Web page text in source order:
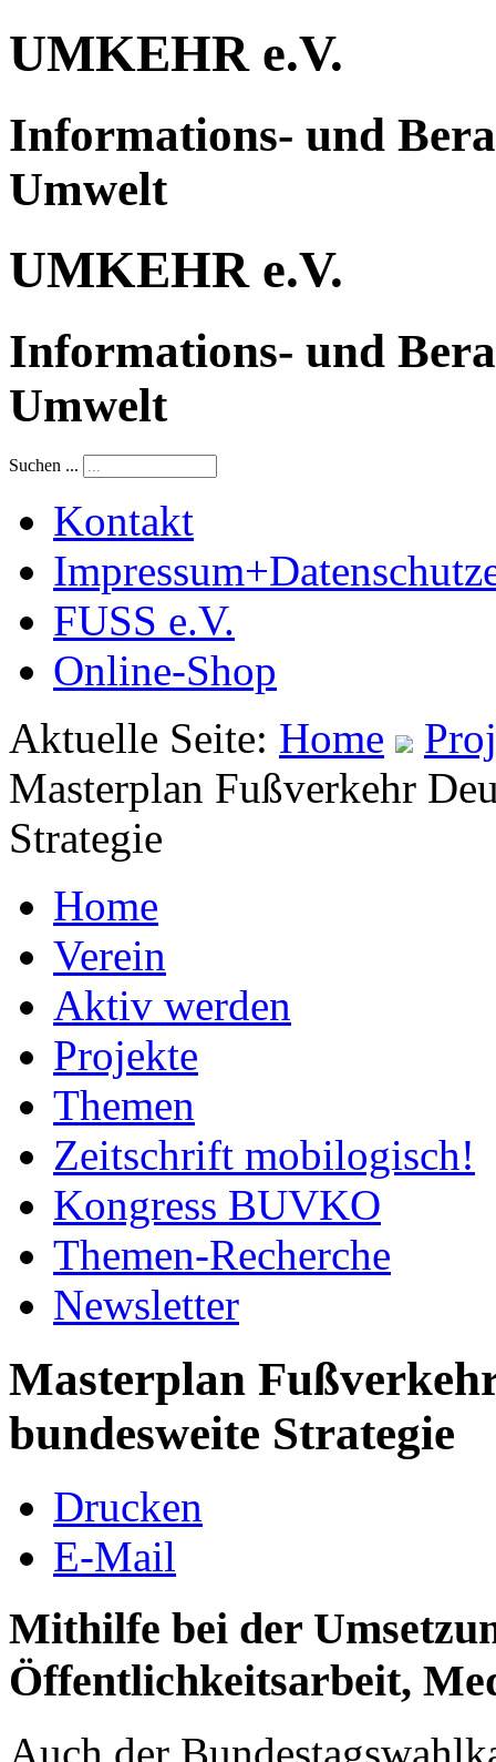
UMKEHR e.V.
Informations- und
Umwelt
UMKEHR e.V.
Informations- und
Umwelt
Suchen ...
Kontakt
FUSS e.V.
Online-Shop
Aktuelle Seite: Home
Masterplan Fußverkehr
Strategie
Home
Verein
Aktiv werden
Projekte
Themen
Zeitschrift mobilogisch!
Kongress BUVKO
Themen-Recherche
Newsletter
Masterplan
bundesweite Strategie
Drucken
E-Mail
Mithilfe bei der
Öffentlichkeitsarbeit,